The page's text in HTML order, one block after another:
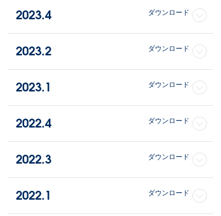
2023.4 ダウンロード
2023.2 ダウンロード
2023.1 ダウンロード
2022.4 ダウンロード
2022.3 ダウンロード
2022.1 ダウンロード